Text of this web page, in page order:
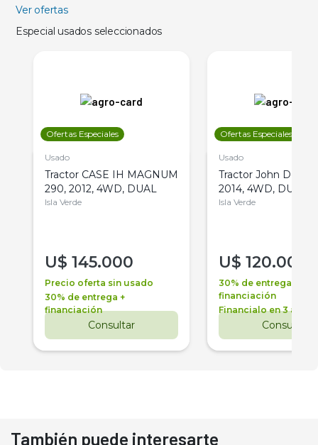
Ver ofertas
Especial usados seleccionados
Ofertas Especiales
Usado
Tractor CASE IH MAGNUM
290, 2012, 4WD, DUAL
Isla Verde
U$ 145.000
Precio oferta sin usado
30% de entrega +
financiación
Consultar
Ofertas Especiales
Usado
Tractor John Deere
2014, 4WD, DUAL
Isla Verde
U$ 120.000
30% de entrega +
financiación
Financialo en 3 años
Consultar
También puede interesarte